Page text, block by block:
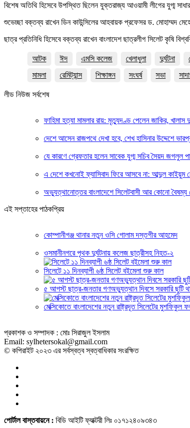
বিশেষ অতিথি হিসেবে উপস্থিত ছিলেন যুক্তরাজ্য আওয়ামী লীগের যুগ্ম
শুভেচ্ছা বক্তব্য রাখেন ডিন কাউন্সিলের আহবায়ক প্রফেসর ড. মোহাম্মদ
ছাত্র প্রতিনিধি হিসেবে বক্তব্য রাখেন বাংলাদেশ ছাত্রলীগ সিলেট কৃষি
আটক ঈদ এমসি কলেজ খেলাধুলা দুর্ঘটনা
মামলা
রেমিট্যান্স শিক্ষাঙ্গন সংঘর্ষ সভা
লীড নিউজ সর্বশেষ
ফাহিমা হত্যা মামলার রায়: মৃত্যুদণ্ড পেলেন জাকির, খালাস
দেশে আসেন রাজপথে দেখা হবে, শেখ হাসিনার উদ্দেশে
যে কারণে গ্রেফতার হলেন সাবেক যুগ্ম সচিব সৈয়দ জগলুল
এ দেশে কখনোই ফ্যাসিবাদ ফিরে আসবে না: আব্দুল কাইয়ুম
অভ্যুত্থানোত্তর বাংলাদেশে সিলেটবাসী আর কোনো বৈষম্য
এই সপ্তাহের পাঠকপ্রিয়
কোম্পানীগঞ্জ থানার নতুন ওসি গোলাম দস্তগীর আহমেদ
ওসমানীনগরে পৃথক দুর্ঘটনায় কলেজ ছাত্রীসহ নিহত-২
সিলেটে ১১ দিনব্যাপী ৬ষ্ঠ সিলেট বইমেলা শুরু কাল
৫ আগস্ট ছাত্র-জনতার গণঅভ্যুত্থান দিবসে সরকারি ছুটি
মেক্সিকোতে বাংলাদেশের নতুন রাষ্ট্রদূত সিলেটের মুশফিকুল
প্রকাশক ও সম্পাদক : মোঃ সিরাজুল ইসলাম
Email: sylhetersokal@gmail.com
© কপিরাইট ২০২৩ এর সর্বস্বত্ব স্বত্বাধিকার সংরক্ষিত
পোর্টাল বাস্তবায়নে : বিডি আইটি ফ্যাক্টরী লিঃ ০১৭১২৪০৯৩৪৩